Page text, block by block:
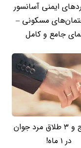
ایمنی آسانسور
مسکونی –
جامع و کامل
4 ازدواج و 3 طلاق مرد جوان
در 1 ماه!